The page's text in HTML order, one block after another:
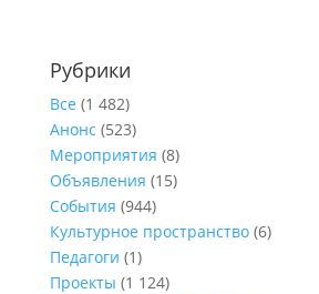
Рубрики
Все (1 482)
Анонс (523)
Мероприятия (8)
Объявления (15)
События (944)
Культурное пространство(6)
Педагоги (1)
Проекты (1 124)